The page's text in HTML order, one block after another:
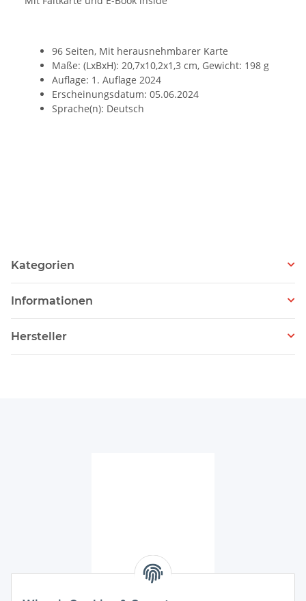
96 Seiten, Mit herausnehmbarer Karte
Maße: (LxBxH): 20,7x10,2x1,3 cm, Gewicht: 198 g
Auflage: 1. Auflage 2024
Erscheinungsdatum: 05.06.2024
Sprache(n): Deutsch
Kategorien
Informationen
Hersteller